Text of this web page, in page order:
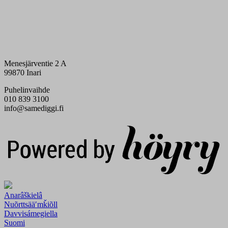
Menesjärventie 2 A
99870 Inari
Puhelinvaihde
010 839 3100
info@samediggi.fi
Anarâškielâ
Nuõrttsääʹmǩiõll
Davvisámegiella
Suomi